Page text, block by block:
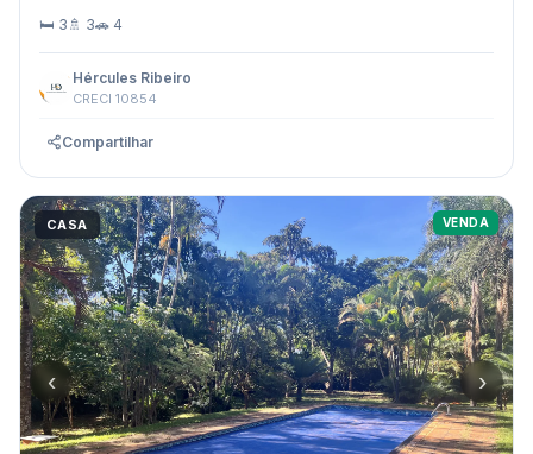
🛏 3 🚿 3🚗 4
Hércules Ribeiro
CRECI 10854
Compartilhar
CASA VENDA
‹ ›